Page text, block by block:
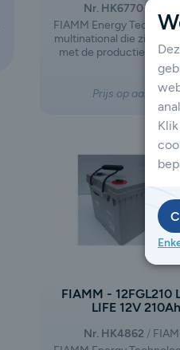
Nr. HK6770
FIAMM Energy
multinational die zich
met de productie en
van batterijen en
motorvoertuigen en
gebruik. Het bedrijf is
na de afsplitsing van
Group, waarbij de
het gebied van
industriële
een eigen weg zijn
Prijs op aanvraag
FIAMM - 12FGL210
LIFE 12V 210Ah
Nr. HK4862